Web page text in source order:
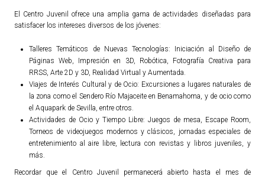
El Centro Juvenil ofrece una amplia gama de actividades diseñadas para
satisfacer los intereses diversos de los jóvenes:
Talleres Temáticos de Nuevas Tecnologías: Iniciación al Diseño de
Páginas Web, Impresión en 3D, Robótica, Fotografía Creativa para
RRSS, Arte 2D y 3D, Realidad Virtual y Aumentada.
Viajes de Interés Cultural y de Ocio: Excursiones a lugares naturales de
la zona como el Sendero Río Majaceite en Benamahoma, y de ocio como
el Aquapark de Sevilla, entre otros.
Actividades de Ocio y Tiempo Libre: Juegos de mesa, Escape Room,
Torneos de videojuegos modernos y clásicos, jornadas especiales de
entretenimiento al aire libre, lectura con revistas y libros juveniles, y
más.
Recordar que el Centro Juvenil permanecerá abierto hasta el mes de